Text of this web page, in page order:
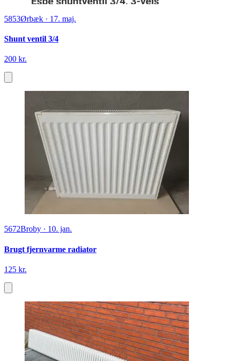
5853Ørbæk · 17. maj.
Shunt ventil 3/4
200 kr.
5672Broby · 10. jan.
Brugt fjernvarme radiator
125 kr.